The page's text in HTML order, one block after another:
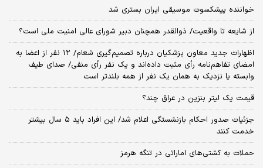
خواننده پیشکسوت موسیقی ایران بستری شد
از شایعه تا واقعیت/ ذوالقدر همچنان دبیر شورای ‌عالی امنیت ملی است؟
اظهارات جدید معاون پزشکیان درباره تصمیم‌گیری شعام/ ۱۲ نفر از اعضا به
امضای تفاهم‌نامه رأی مثبت داده‌اند و یک نفر رأی منفی/ صدای طیف
وابسته یا نزدیک به همان یک نفر از همه بلندتر است
قیمت یک لیتر بنزین در عراق چند؟
جزئیات صدور احکام بازنشستگی اعلام شد/ این افراد باید ۵ سال بیشتر
خدمت کنند
حملات به کشتی‌های اماراتی در تنگه هرمز